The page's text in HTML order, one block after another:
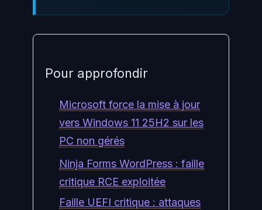
Pour approfondir
Microsoft force la mise à jour
vers Windows 11 25H2 sur les
PC non gérés
Ninja Forms WordPress : faille
critique RCE exploitée
Faille UEFI critique : attaques